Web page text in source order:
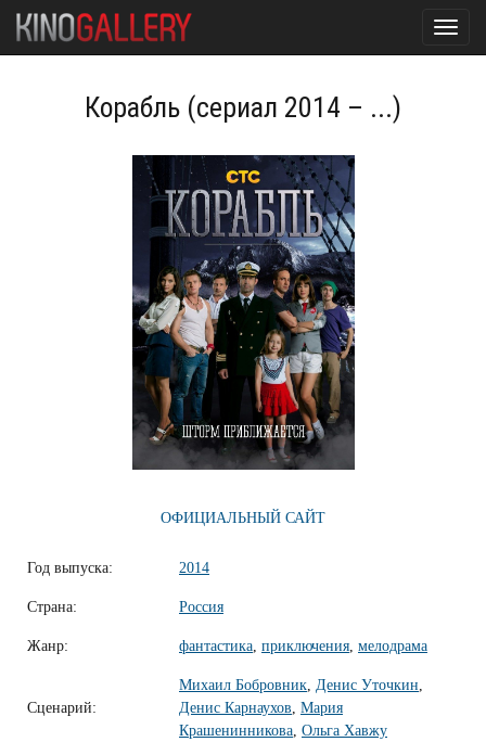
Корабль (сериал 2014 – ...)
ОФИЦИАЛЬНЫЙ САЙТ
Год выпуска: 2014
Страна: Россия
Жанр: фантастика приключения мелодрама
Сценарий:
Михаил Бобровник Денис Уточкин
Денис Карнаухов Мария
Крашенинникова Ольга Хавжу